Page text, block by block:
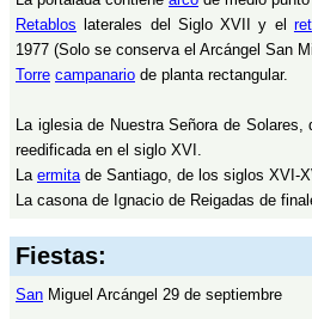
Retablos laterales del Siglo XVII y el
1977 (Solo se conserva el Arcángel San
Torre campanario de planta rectangular.
La iglesia de Nuestra Señora de
reedificada en el siglo XVI.
La ermitade Santiago, de los siglos XVI-
La casona de Ignacio de Reigadas de
Fiestas:
San Miguel Arcángel 29 de septiembre